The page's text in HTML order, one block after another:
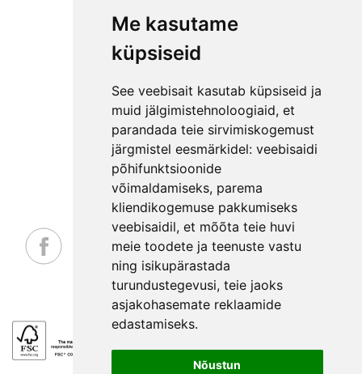
Me kasutame
küpsiseid
See veebisait kasutab küpsiseid ja
muid jälgimistehnoloogiaid, et
parandada teie sirvimiskogemust
järgmistel eesmärkidel: veebisaidi
põhifunktsioonide
võimaldamiseks, parema
kliendikogemuse pakkumiseks
veebisaidil, et mõõta teie huvi
meie toodete ja teenuste vastu
ning isikupärastada
turundustegevusi, teie jaoks
asjakohasemate reklaamide
edastamiseks.
Nõustun
ETTEVÕTTEST
KKK
KONTAKT
MEESKOND
GARANTIITINGIMUSED
PRIVAATSUSPOLIITIKA
NÕUANDED
LEPINGUST TAGANEMISE AVALDUS
_